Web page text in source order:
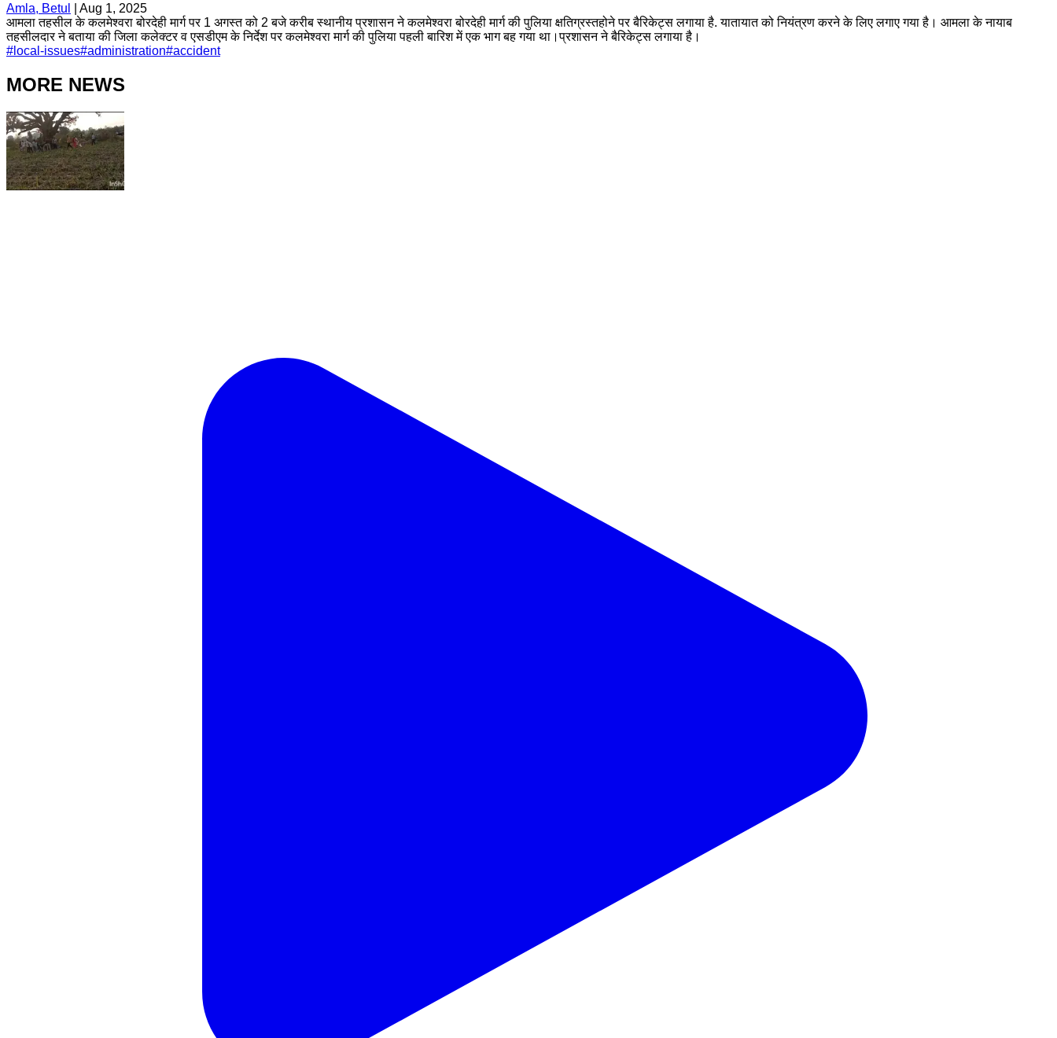
Amla, Betul
Aug 1, 2025
आमला तहसील के कलमेश्वरा बोरदेही मार्ग पर 1 अगस्त को 2 बजे करीब स्थानीय प्रशासन ने कलमेश्वरा बोरदेही मार्ग की पुलिया क्षतिग्रस्तहोने पर बैरिकेट्स लगाया है. यातायात को नियंत्रण करने के लिए लगाए गया है। आमला के नायाब
तहसीलदार ने बताया की जिला कलेक्टर व एसडीएम के निर्देश पर कलमेश्वरा मार्ग की पुलिया पहली बारिश में एक भाग बह गया था।प्रशासन ने बैरिकेट्स लगाया है।
# local-issues#administration#accident
MORE NEWS